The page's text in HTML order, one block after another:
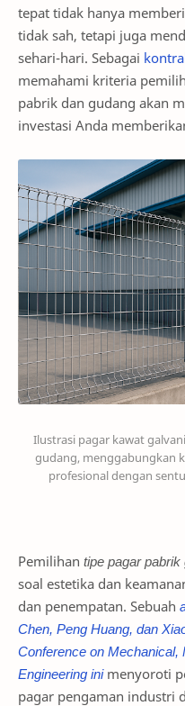
tepat tidak hanya
tidak sah, tetapi juga
sehari-hari. Sebagai
memahami kriteria
pabrik dan gudang akan
investasi Anda
Ilustrasi pagar kawat
gudang, menggabungkan
profesional dengan
Pemilihan tipe pagar pabrik
soal estetika dan
dan penempatan. Sebuah
Chen, Peng Huang, dan
Conference on Mechanical,
Engineering inimenyoroti
pagar pengaman industri